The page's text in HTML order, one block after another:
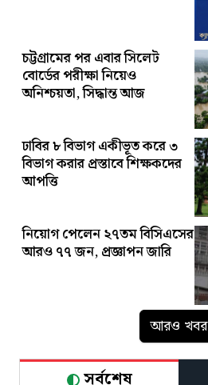
চট্টগ্রামের পর এবার সিলেট
বোর্ডের পরীক্ষা নিয়েও
অনিশ্চয়তা, সিদ্ধান্ত আজ
ঢাবির ৮ বিভাগ একীভূত করে ৩
বিভাগ করার প্রস্তাবে শিক্ষকদের
আপত্তি
নিয়োগ পেলেন ২৭তম বিসিএসের
আরও ৭৭ জন, প্রজ্ঞাপন জারি
আরও খবর
সর্বশেষ